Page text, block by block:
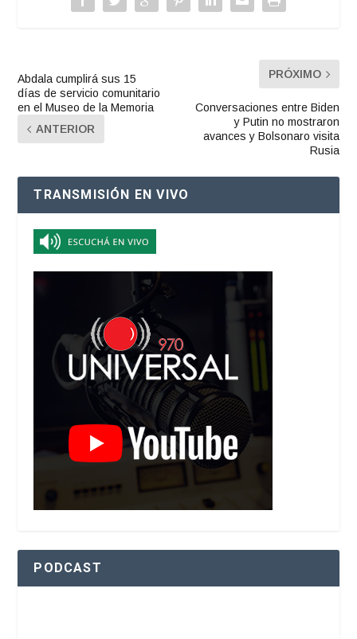
Abdala cumplirá sus 15
días de servicio comunitario
en el Museo de la Memoria
ANTERIOR
PRÓXIMO
Conversaciones entre Biden
y Putin no mostraron
avances y Bolsonaro visita
Rusia
TRANSMISIÓN EN VIVO
PODCAST